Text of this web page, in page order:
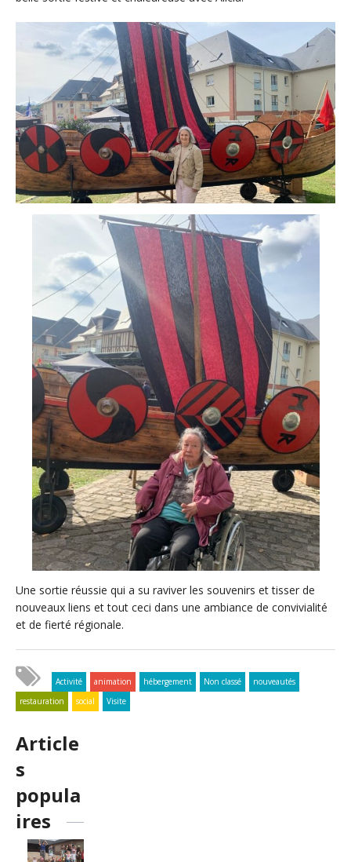
Une sortie réussie qui a su raviver les souvenirs et tisser de
nouveaux liens et tout ceci dans une ambiance de convivialité
et de fierté régionale.
Activité animation hébergement Non classé
nouveautés
restauration
social Visite
Article
s
popula
ires